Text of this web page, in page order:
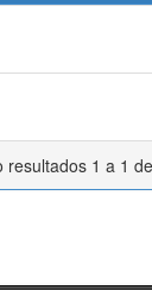
resultados 1 a 1